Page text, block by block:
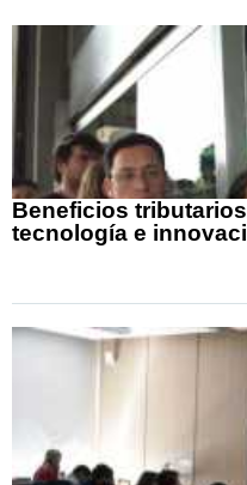
Beneficios
tecnología e